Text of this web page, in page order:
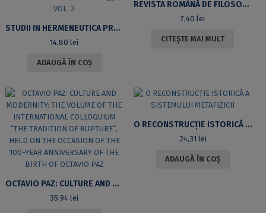
STUDII IN HERMENEUTICA PRE-JUDICATIVĂ ŞI MEONTOLOGIE (STUDIES IN THE PRE-JUDICATIVE HERMENEUTICS AND MEONTOLOGY), VOL. 2
14,80lei
ADAUGĂ ÎN COȘ
REVISTA ROMÂNĂ DE FILOSOFIE ANALITICĂ – ROMANIAN JOURNAL OF ANALYTIC PHILOSOPHY
7,40lei
CITEȘTE MAI MULT
OCTAVIO PAZ: CULTURE AND MODERNITY: THE VOLUME OF THE INTERNATIONAL COLLOQUIUM “THE TRADITION OF RUPTURE”, HELD ON THE OCCASION OF THE 100-YEAR ANNIVERSARY OF THE BIRTH OF OCTAVIO PAZ
35,94lei
O RECONSTRUCŢIE ISTORICĂ A SISTEMULUI METAFIZICII
24,31 lei
ADAUGĂ ÎN COȘ